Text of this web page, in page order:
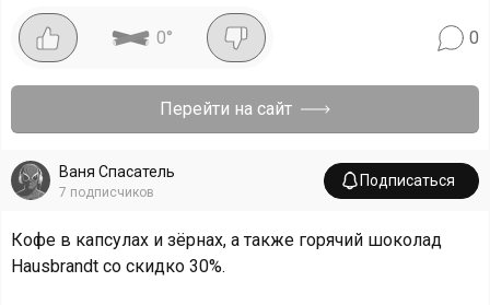
0° 0
Перейти на сайт
Ваня Спасатель
7 подписчиков
Подписаться
Кофе в капсулах и зёрнах, а также горячий шоколад
Hausbrandt со скидко 30%.